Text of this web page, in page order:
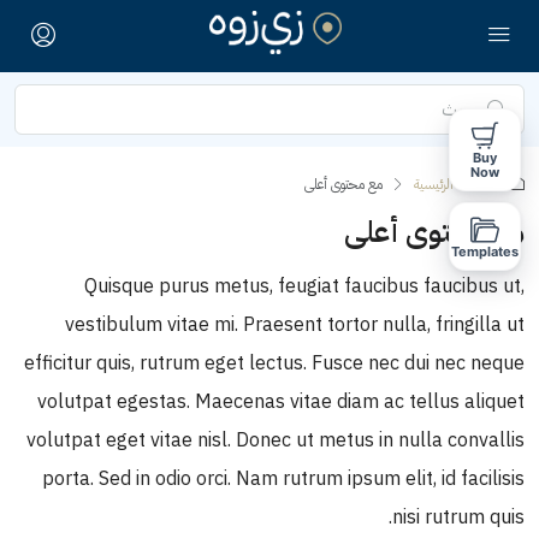
الصفحة الرئيسية مع محتوى أعلى
مع محتوى أعلى
Quisque purus metus, feugiat faucibus faucibus ut,
vestibulum vitae mi. Praesent tortor nulla, fringilla ut
efficitur quis, rutrum eget lectus. Fusce nec dui nec neque
volutpat egestas. Maecenas vitae diam ac tellus aliquet
volutpat eget vitae nisl. Donec ut metus in nulla convallis
porta. Sed in odio orci. Nam rutrum ipsum elit, id facilisis
nisi rutrum quis.
Buy
Now
Templates